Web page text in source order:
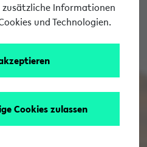
zusätzliche Informationen
und Technologien.
Cookies zulassen